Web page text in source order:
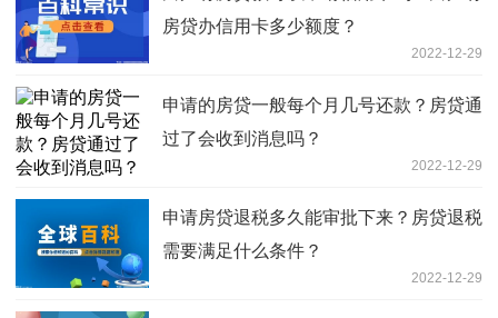
房贷办信用卡多少额度？
2022-12-29
申请的房贷一般每个月几号还款？房贷通
过了会收到消息吗？
2022-12-29
申请房贷退税多久能审批下来？房贷退税
需要满足什么条件？
2022-12-29